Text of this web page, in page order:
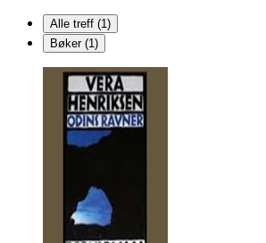
Alle treff (1)
Bøker (1)